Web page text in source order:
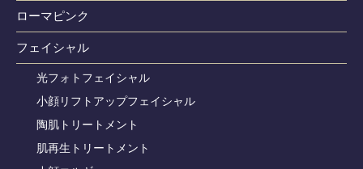
ローマピンク
フェイシャル
光フォトフェイシャル
小顔リフトアップフェイシャル
陶肌トリートメント
肌再生トリートメント